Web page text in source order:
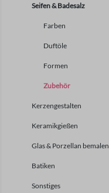
Seifen & Badesalz
Farben
Duftöle
Formen
Zubehör
Kerzengestalten
Keramikgießen
Glas & Porzellan bemalen
Batiken
Sonstiges